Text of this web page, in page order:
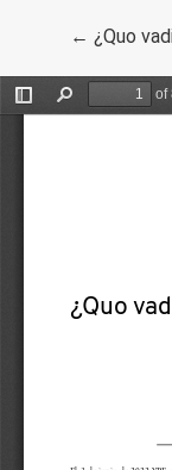
← Volver a
¿Quo